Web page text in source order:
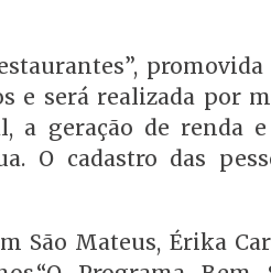
e será realizada por
a geração de renda
O cadastro das
São Mateus, Érika